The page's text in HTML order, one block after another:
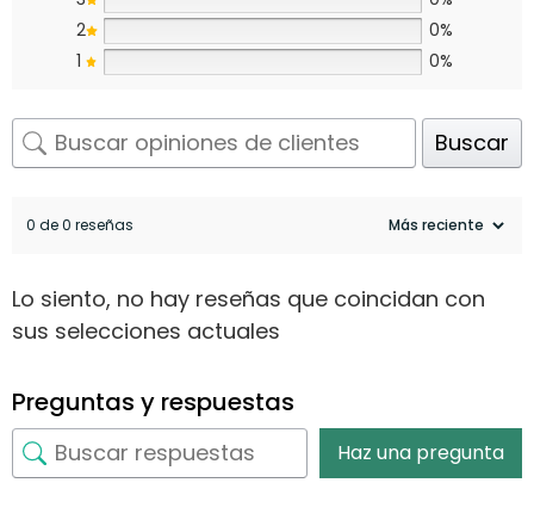
2
0%
1
0%
Buscar
0 de 0 reseñas
Lo siento, no hay reseñas que coincidan con
sus selecciones actuales
Preguntas y respuestas
Haz una pregunta